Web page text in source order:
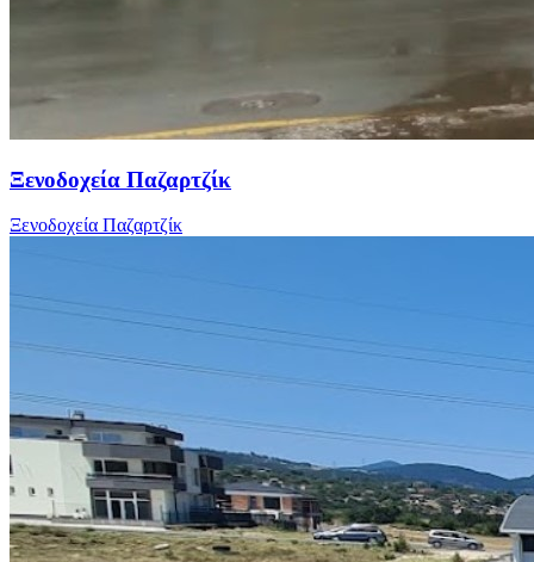
Ξενοδοχεία Παζαρτζίκ
Ξενοδοχεία Παζαρτζίκ